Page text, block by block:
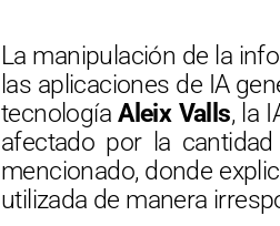
La manipulación de la
las aplicaciones de IA
tecnologíaAleix Valls, la
afectado por la
mencionado, donde
utilizada de manera